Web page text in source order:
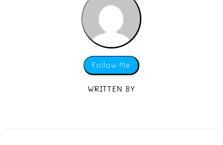
Follow Me
WRITTEN BY